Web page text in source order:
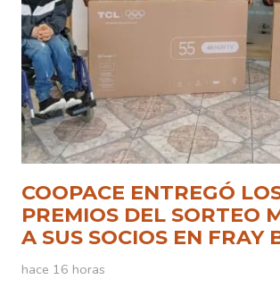
COOPACE ENTREGÓ
PREMIOS DEL SORTEO
A SUS SOCIOS EN FRAY
hace 16 horas